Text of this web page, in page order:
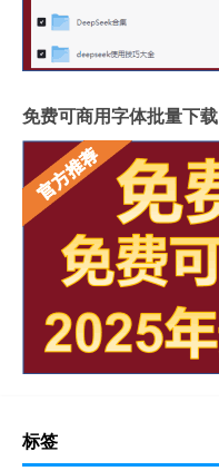
免费可商用字体批量下载
标签